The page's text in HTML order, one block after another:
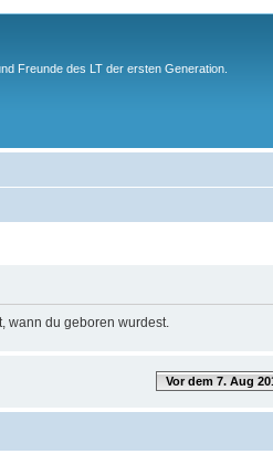
Freunde des LT der ersten Generation.
wann du geboren wurdest.
Vor dem 7. Aug